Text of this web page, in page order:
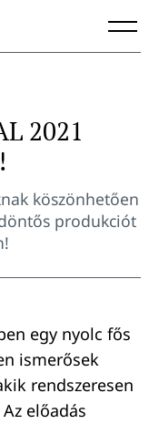
2021
köszönhetően
produkciót
egy nyolc fős
ismerősek
rendszeresen
előadás